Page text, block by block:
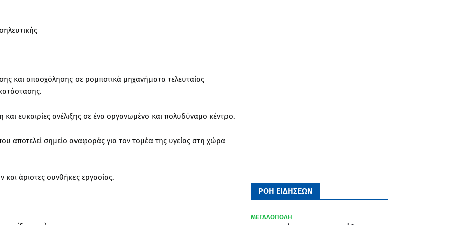
και απασχόλησης σε ρομποτικά μηχανήματα τελευταίας
και ευκαιρίες ανέλιξης σε ένα οργανωμένο και πολυδύναμο κέντρο.
αποτελεί σημείο αναφοράς για τον τομέα της υγείας στη χώρα
άριστες συνθήκες εργασίας.
ΡΟΗ ΕΙΔΗΣΕΩΝ
ΜΕΓΑΛΟΠΟΛΗ